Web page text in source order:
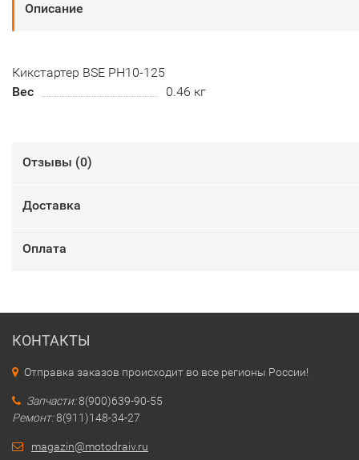
Описание
Кикстартер BSE PH10-125
Вес
0.46 кг
Отзывы (0)
Доставка
Оплата
КОНТАКТЫ
Отправка заказов происходит во все регионы России!
Запчасти:8(900)639-90-55
Ремонт:8(911)148-34-27
magazin@motodraiv.ru